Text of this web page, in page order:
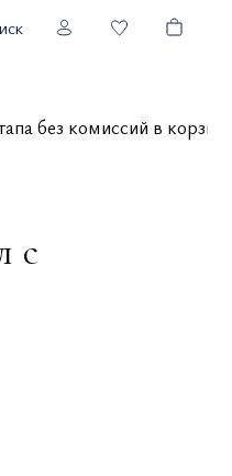
без комиссий в
с